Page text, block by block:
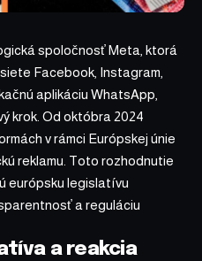
spoločnosť Meta, ktorá
Facebook, Instagram,
aplikáciu WhatsApp,
krok. Od októbra 2024
v rámci Európskej únie
reklamu. Toto rozhodnutie
európsku legislatívu
a reguláciu
a reakcia